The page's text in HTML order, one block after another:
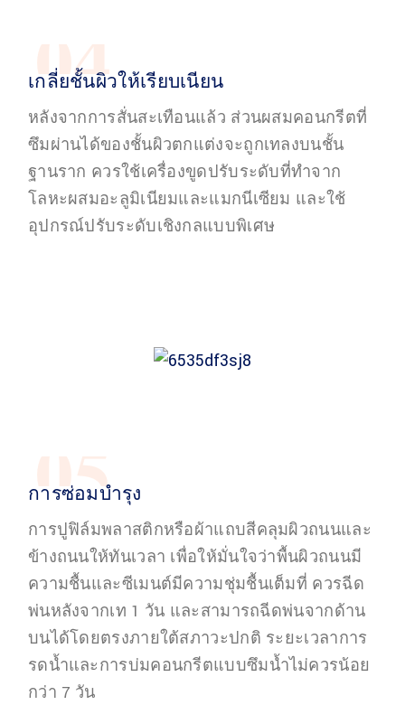
04
เกลี่ยชั้นผิวให้เรียบเนียน
หลังจากการสั่นสะเทือนแล้ว ส่วนผสมคอนกรีตที่
ซึมผ่านได้ของชั้นผิวตกแต่งจะถูกเทลงบนชั้น
ฐานราก ควรใช้เครื่องขูดปรับระดับที่ทำจาก
โลหะผสมอะลูมิเนียมและแมกนีเซียม และใช้
อุปกรณ์ปรับระดับเชิงกลแบบพิเศษ
05
การซ่อมบำรุง
การปูฟิล์มพลาสติกหรือผ้าแถบสีคลุมผิวถนนและ
ข้างถนนให้ทันเวลา เพื่อให้มั่นใจว่าพื้นผิวถนนมี
ความชื้นและซีเมนต์มีความชุ่มชื้นเต็มที่ ควรฉีด
พ่นหลังจากเท 1 วัน และสามารถฉีดพ่นจากด้าน
บนได้โดยตรงภายใต้สภาวะปกติ ระยะเวลาการ
รดน้ำและการบ่มคอนกรีตแบบซึมน้ำไม่ควรน้อย
กว่า 7 วัน